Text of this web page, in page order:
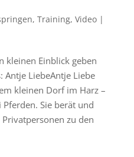
, Training, Video|
kleinen Einblick geben
Antje LiebeAntje Liebe
kleinen Dorf im Harz –
Sie berät und
zu den